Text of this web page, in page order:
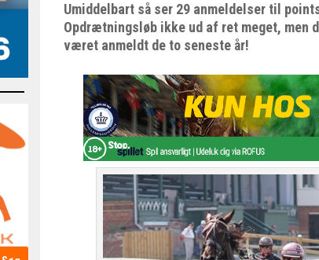
Umiddelbart så ser 29 anmeldelser til
Opdrætningsløb ikke ud af ret meget, men
været anmeldt de to seneste år!